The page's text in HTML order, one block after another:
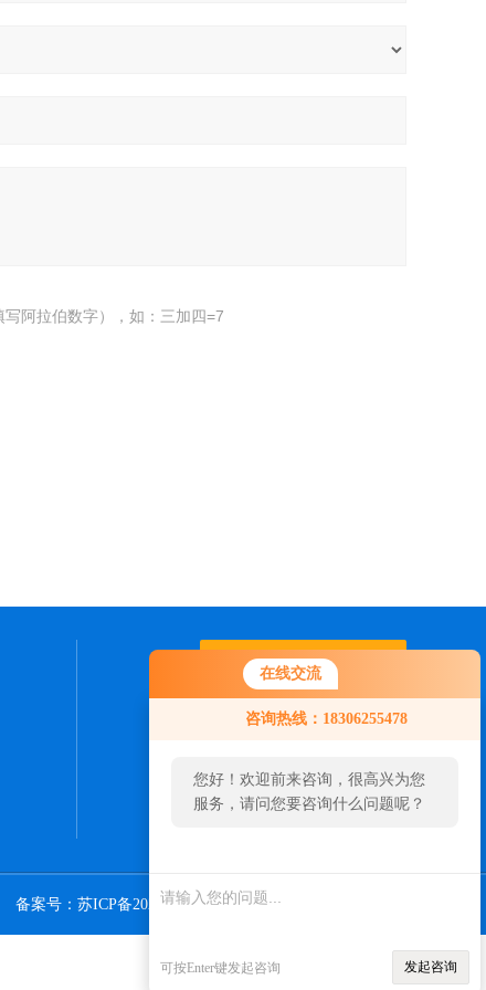
在线交流
咨询热线：18306255478
您好！欢迎前来咨询，很高兴为您
服务，请问您要咨询什么问题呢？
可按Enter键发起咨询 发起咨询
阿拉伯数字），如：三加四=7
联系我们
24小时热线：
备案号：苏ICP备2020068264号-1 Sitemap.xml